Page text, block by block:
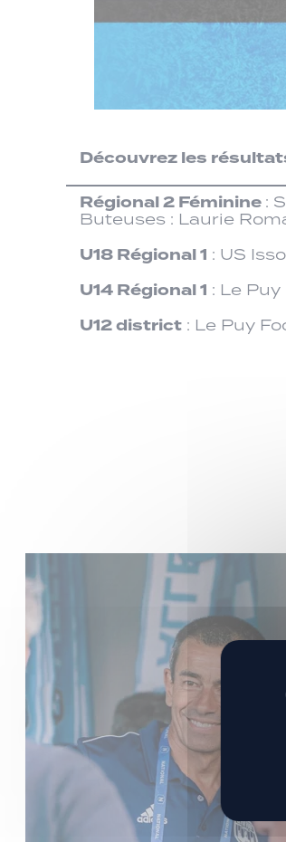
Découvrez les
Régional 2 Féminine :
Buteuses : Laurie
U18 Régional 1 : US
U14 Régional 1 : Le
U12 district : Le Puy